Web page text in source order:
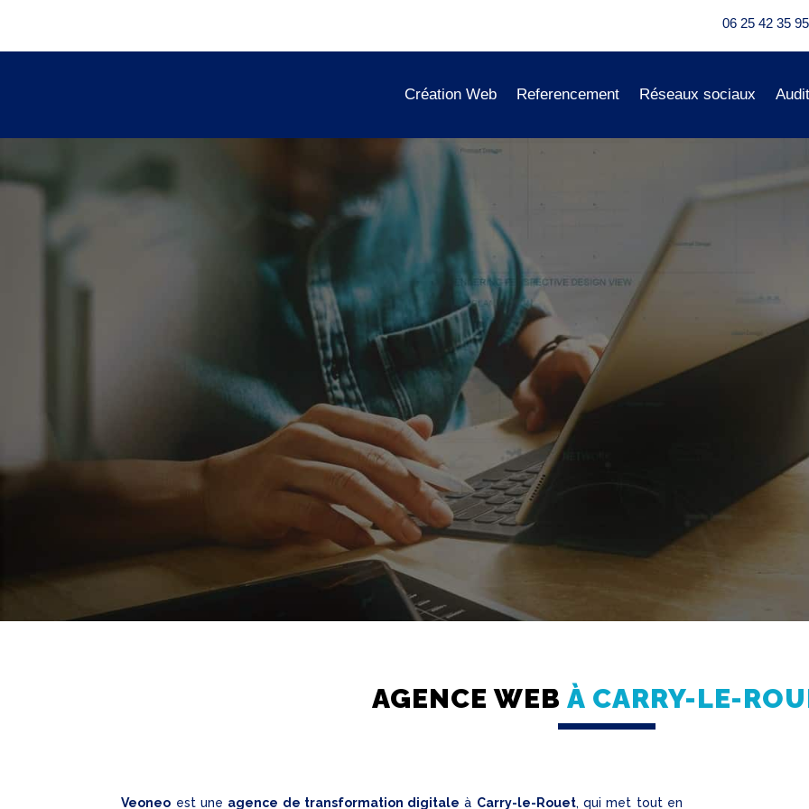
06 25 42 35 95
Création Web Referencement Réseaux sociaux Audit
AGENCE WEB À CARRY-LE-
Veoneo est une agence de transformation digitale à Carry-le-Rouet, qui met tout en